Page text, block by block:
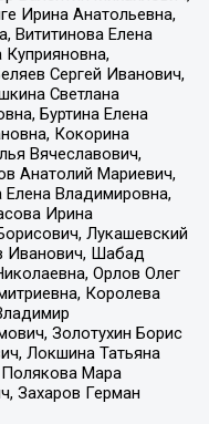
Ирина Анатольевна,
Вититинова Елена
Сергей Иванович,
Светлана
Буртина Елена
Кокорина
Вячеславович,
Анатолий Мариевич,
Владимировна,
Ирина
Лукашевский
Иванович, Шабад
Орлов Олег
Королева
Золотухин Борис
Локшина Татьяна
Мара
Захаров Герман